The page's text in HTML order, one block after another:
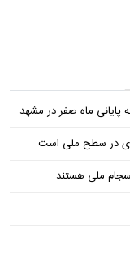
در سطح ملی است
ملی هستند